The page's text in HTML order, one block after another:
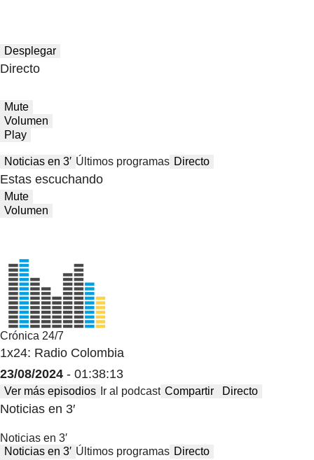
Desplegar
Directo
Mute
Volumen
Play
Noticias en 3′ Últimos programas Directo
Estas escuchando
Mute
Volumen
Crónica 24/7
1x24: Radio Colombia
23/08/2024 - 01:38:13
Ver más episodios Ir al podcast Compartir Directo
Noticias en 3′
Noticias en 3′
Noticias en 3′ Últimos programas Directo